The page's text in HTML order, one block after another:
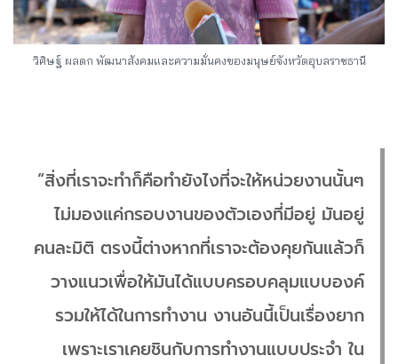
วิศิษฐ์ ผลดก พัฒนาสังคมและความมั่นคงของมนุษย์จังหวัดอุบลราชธานี
“สิ่งที่เราจะทำก็คือทำยังไงที่จะให้หน่วยงานนั้นๆ
ไม่มองแค่กรอบงานของตัวเองที่มีอยู่ มันอยู่
คนละมิติ ตรงนี้ต่างหากที่เราจะต้องคุยกันแล้วก็
วางแนวเพื่อให้มันได้แบบครอบคลุมแบบองค์
รวมให้ได้ในการทำงาน งานอันนี้เป็นเรื่องยาก
เพราะเราเคยชินกับการทำงานแบบประจำ ใน